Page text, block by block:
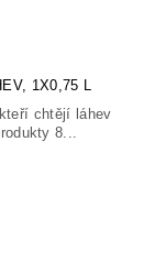
1X0,75 L
chtějí láhev
8...